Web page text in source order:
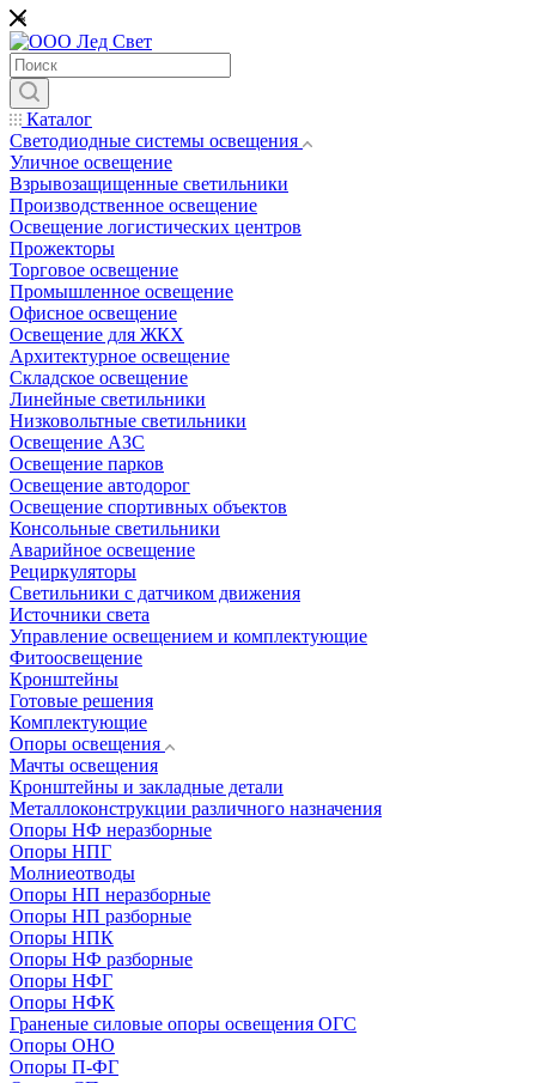
Каталог
Светодиодные системы освещения
Уличное освещение
Взрывозащищенные светильники
Производственное освещение
Освещение логистических центров
Прожекторы
Торговое освещение
Промышленное освещение
Офисное освещение
Освещение для ЖКХ
Архитектурное освещение
Складское освещение
Линейные светильники
Низковольтные светильники
Освещение АЗС
Освещение парков
Освещение автодорог
Освещение спортивных объектов
Консольные светильники
Аварийное освещение
Рециркуляторы
Светильники с датчиком движения
Источники света
Управление освещением и комплектующие
Фитоосвещение
Кронштейны
Готовые решения
Комплектующие
Опоры освещения
Мачты освещения
Кронштейны и закладные детали
Металлоконструкции различного назначения
Опоры НФ неразборные
Опоры НПГ
Молниеотводы
Опоры НП неразборные
Опоры НП разборные
Опоры НПК
Опоры НФ разборные
Опоры НФГ
Опоры НФК
Граненые силовые опоры освещения ОГС
Опоры ОНО
Опоры П-ФГ
*